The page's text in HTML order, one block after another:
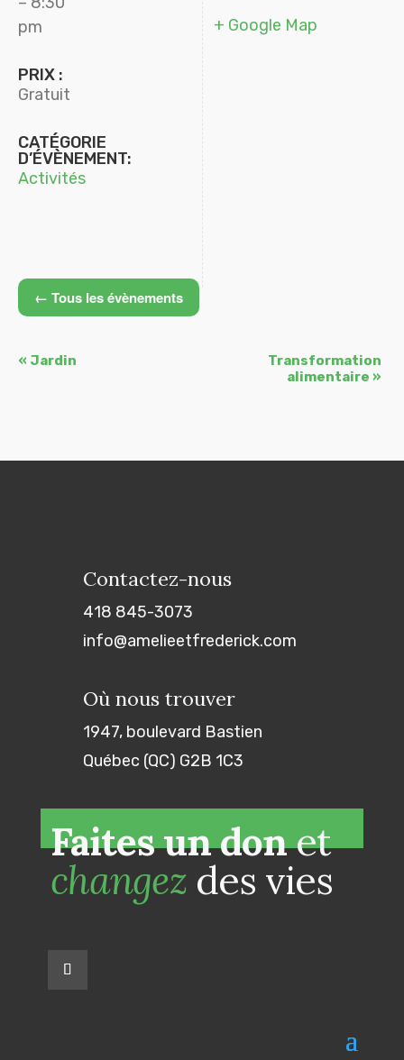
pm
PRIX :
Gratuit
CATÉGORIE
D’ÉVÈNEMENT:
Activités
+ Google Map
← Tous les évènements
Navigation
« Jardin
Transformation
alimentaire »
Contactez-nous
418 845-3073
info@amelieetfrederick.com
Où nous trouver
1947, boulevard Bastien
Québec (QC) G2B 1C3
Faites un donet
changez des vies